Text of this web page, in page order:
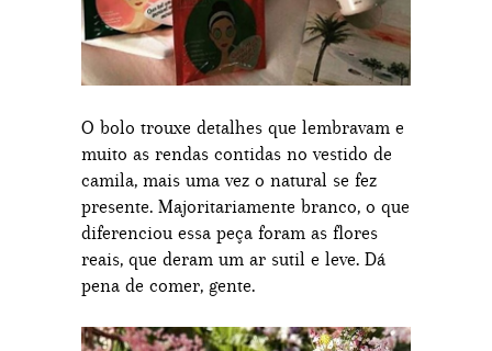
O bolo trouxe detalhes que lembravam e
muito as rendas contidas no vestido de
camila, mais uma vez o natural se fez
presente. Majoritariamente branco, o que
diferenciou essa peça foram as flores
reais, que deram um ar sutil e leve. Dá
pena de comer, gente.